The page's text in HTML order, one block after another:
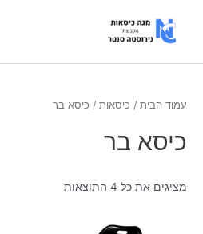
עמוד הבית / כיסאות / כיסא בר
כיסא בר
מציגים את כל ⁦4⁩ התוצאות